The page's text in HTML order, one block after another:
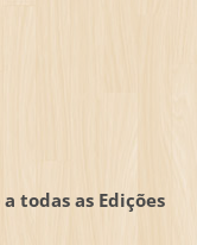
todas as Edições